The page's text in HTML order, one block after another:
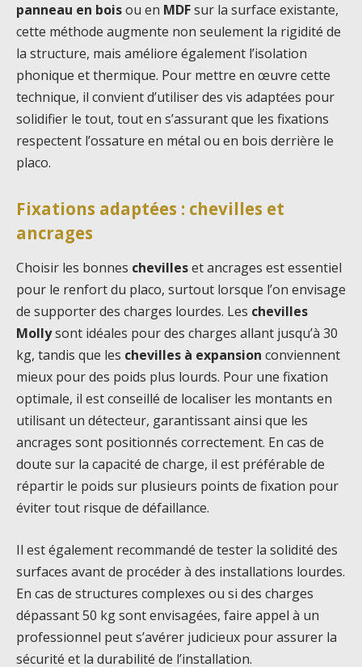
panneau en boisou en MDFsur la surface existante,
cette méthode augmente non seulement la rigidité de
la structure, mais améliore également l’isolation
phonique et thermique. Pour mettre en œuvre cette
technique, il convient d’utiliser des vis adaptées pour
solidifier le tout, tout en s’assurant que les fixations
respectent l’ossature en métal ou en bois derrière le
placo.
Fixations adaptées : chevilles et
ancrages
Choisir les bonnes chevilleset ancrages est essentiel
pour le renfort du placo, surtout lorsque l’on envisage
de supporter des charges lourdes. Les chevilles
Mollysont idéales pour des charges allant jusqu’à 30
kg, tandis que les chevilles à expansion conviennent
mieux pour des poids plus lourds. Pour une fixation
optimale, il est conseillé de localiser les montants en
utilisant un détecteur, garantissant ainsi que les
ancrages sont positionnés correctement. En cas de
doute sur la capacité de charge, il est préférable de
répartir le poids sur plusieurs points de fixation pour
éviter tout risque de défaillance.
Il est également recommandé de tester la solidité des
surfaces avant de procéder à des installations lourdes.
En cas de structures complexes ou si des charges
dépassant 50 kg sont envisagées, faire appel à un
professionnel peut s’avérer judicieux pour assurer la
sécurité et la durabilité de l’installation.